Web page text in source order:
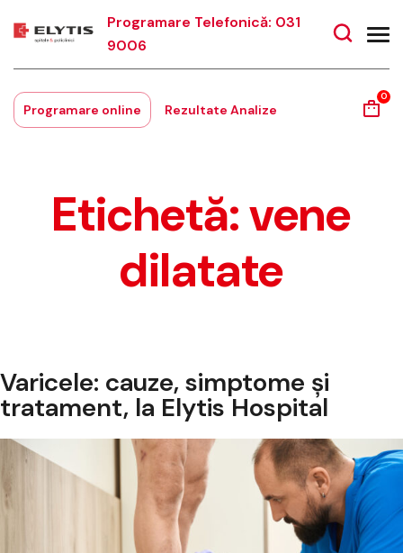
Programare Telefonică: 031
9006
Programare online Rezultate Analize
0
Etichetă:vene
dilatate
Varicele: cauze, simptome și
tratament, la Elytis Hospital